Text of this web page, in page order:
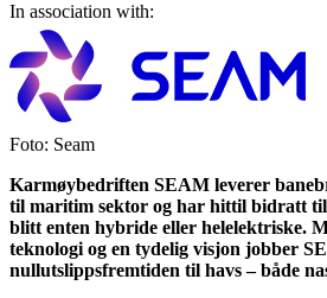
In association with:
Foto: Seam
Karmøybedriften SEAM leverer
til maritim sektor og har hittil bidratt
blitt enten hybride eller helelektriske.
teknologi og en tydelig visjon jobber
nullutslippsfremtiden til havs – både